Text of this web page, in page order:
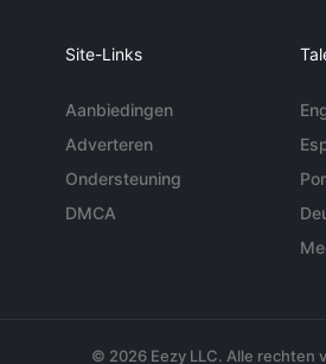
Site-Links
Aanbiedingen
Adverteren
Ondersteuning
DMCA
© 2026 Eezy LLC. Alle rechten